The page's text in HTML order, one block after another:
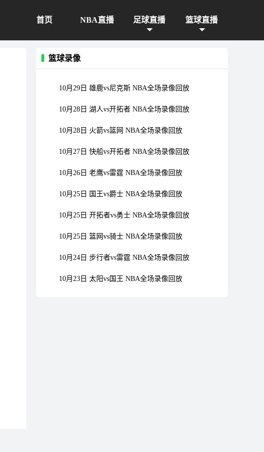
首页 NBA直播 足球直播 篮球直播
篮球录像
10月29日 雄鹿vs尼克斯 NBA全场录像回放
10月28日 湖人vs开拓者 NBA全场录像回放
10月28日 火箭vs篮网 NBA全场录像回放
10月27日 快船vs开拓者 NBA全场录像回放
10月26日 老鹰vs雷霆 NBA全场录像回放
10月25日 国王vs爵士 NBA全场录像回放
10月25日 开拓者vs勇士 NBA全场录像回放
10月25日 篮网vs骑士 NBA全场录像回放
10月24日 步行者vs雷霆 NBA全场录像回放
10月23日 太阳vs国王 NBA全场录像回放